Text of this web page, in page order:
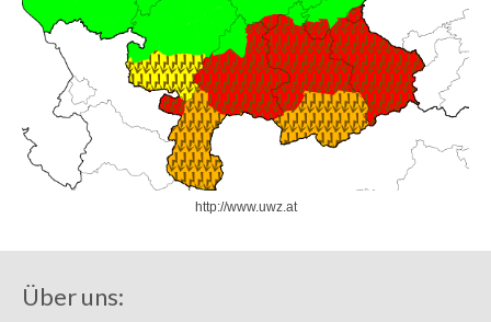
http://www.uwz.at
Über uns: